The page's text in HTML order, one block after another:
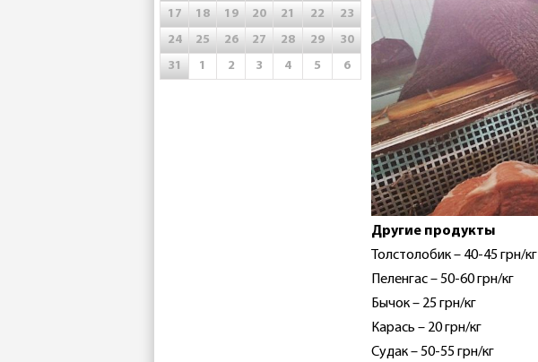
17
18 19 20 21 22
23
24
25 26 27 28 29
30
31
1 2 3 4 5 6
Другие продукты
Толстолобик – 40-45 грн/кг
Пеленгас – 50-60 грн/кг
Бычок – 25 грн/кг
Карась – 20 грн/кг
Судак – 50-55 грн/кг